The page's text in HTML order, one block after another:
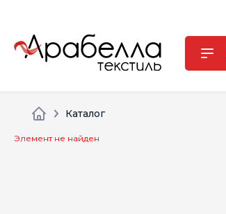
Каталог
Элемент не найден